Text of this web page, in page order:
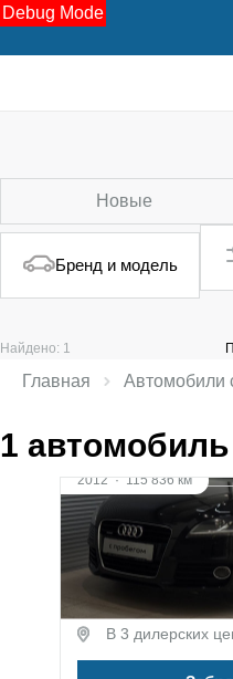
Debug Mode
Новые
Бренд и модель
Найдено: 1
Главная Автомобили
1
2012·115 836 км
Audi TT
2 л (211 л.с.),
1 919 000 ₽
В 3 дилерских